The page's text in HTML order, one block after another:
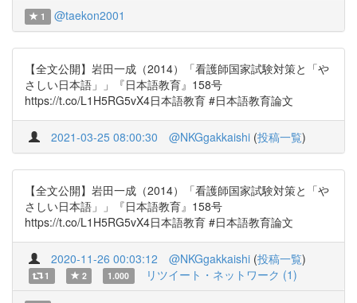
1 @taekon2001
【全文公開】岩田一成（2014）「看護師国家試験対策と「や
さしい日本語」」『日本語教育』158号
https://t.co/L1H5RG5vX4日本語教育 #日本語教育論文
2021-03-25 08:00:30 @NKGgakkaishi (投稿一覧)
【全文公開】岩田一成（2014）「看護師国家試験対策と「や
さしい日本語」」『日本語教育』158号
https://t.co/L1H5RG5vX4日本語教育 #日本語教育論文
2020-11-26 00:03:12 @NKGgakkaishi (投稿一覧)
1 2 1.000 リツイート・ネットワーク (1)